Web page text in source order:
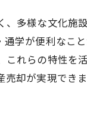
、多様な文化施
学が便利なこ
これらの特性を
却が実現できま